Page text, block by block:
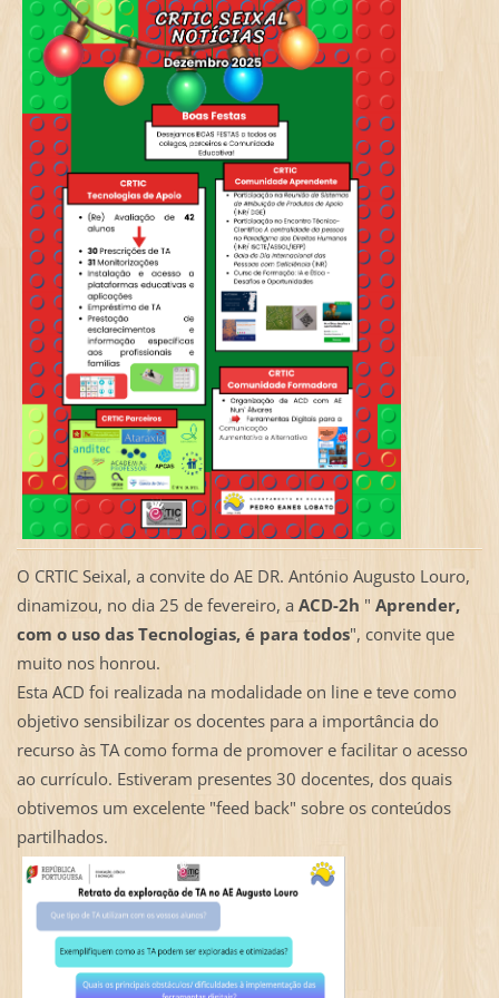
O CRTIC Seixal, a convite do AE DR. António Augusto Louro,
dinamizou, no dia 25 de fevereiro, a ACD-2h " Aprender,
com o uso das Tecnologias, é para todos", convite que
muito nos honrou.
Esta ACD foi realizada na modalidade on line e teve como
objetivo sensibilizar os docentes para a importância do
recurso às TA como forma de promover e facilitar o acesso
ao currículo. Estiveram presentes 30 docentes, dos quais
obtivemos um excelente "feed back" sobre os conteúdos
partilhados.